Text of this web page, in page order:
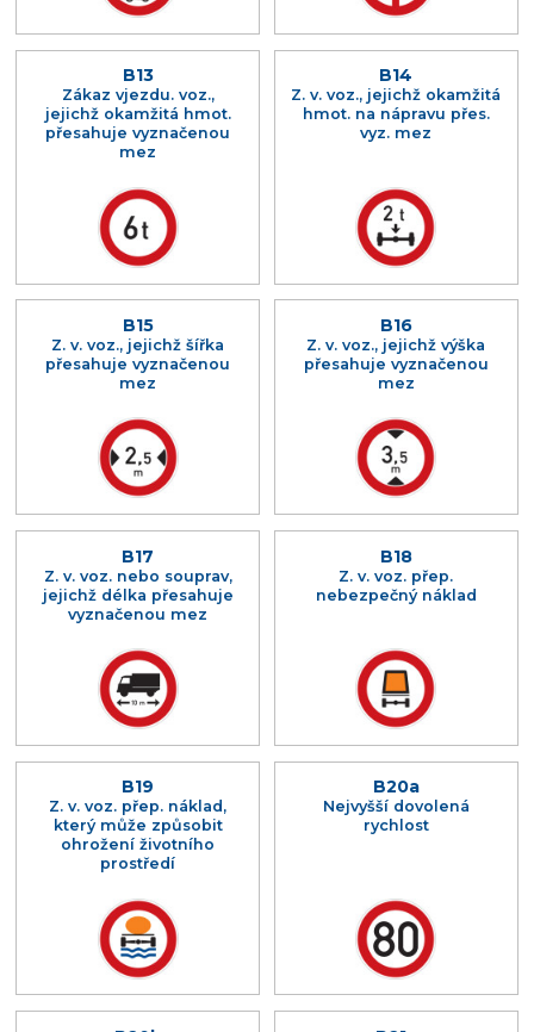
B13
Zákaz vjezdu. voz.,
jejichž okamžitá hmot.
přesahuje vyznačenou
mez
B14
Z. v. voz., jejichž okamžitá
hmot. na nápravu přes.
vyz. mez
B15
Z. v. voz., jejichž šířka
přesahuje vyznačenou
mez
B16
Z. v. voz., jejichž výška
přesahuje vyznačenou
mez
B17
Z. v. voz. nebo souprav,
jejichž délka přesahuje
vyznačenou mez
B18
Z. v. voz. přep.
nebezpečný náklad
B19
Z. v. voz. přep. náklad,
který může způsobit
ohrožení životního
prostředí
B20a
Nejvyšší dovolená
rychlost